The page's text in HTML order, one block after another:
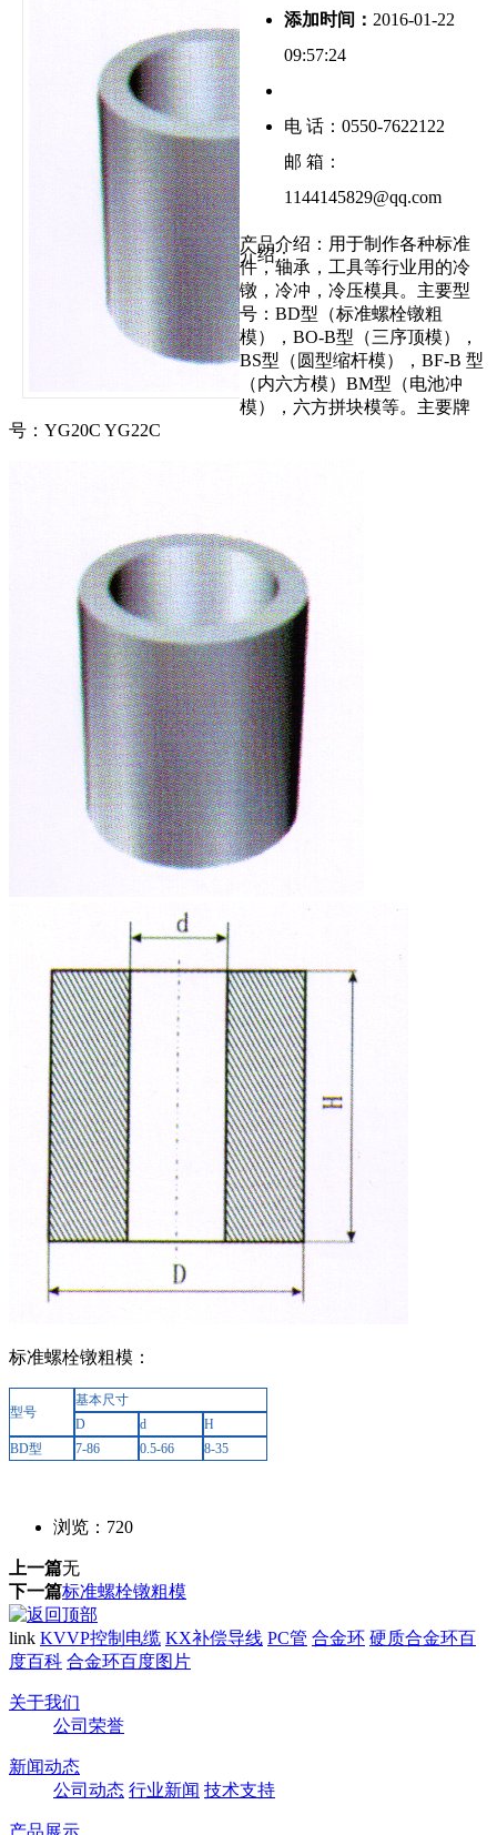
添加时间： 2016-01-22
09:57:24
电 话：0550-7622122
邮 箱：
1144145829@qq.com
介绍：
产品介绍：用于制作各种标准
件，轴承，工具等行业用的冷
镦，冷冲，冷压模具。主要型
号：BD型（标准螺栓镦粗
模），BO-B型（三序顶模），
BS型（圆型缩杆模），BF-B 型
（内六方模）BM型（电池冲
模），六方拼块模等。主要牌
号：YG20C YG22C
标准螺栓镦粗模：
型号
基本尺寸
D
d
H
BD型
7-86 0.5-66 8-35
浏览： 720
上一篇无
下一篇标准螺栓镦粗模
link KVVP控制电缆 KX补偿导线 PC管 合金环 硬质合金环百
度百科 合金环百度图片
关于我们
公司荣誉
新闻动态
公司动态 行业新闻 技术支持
产品展示